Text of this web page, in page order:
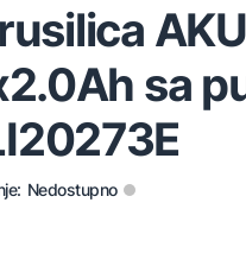
sa
Nedostupno